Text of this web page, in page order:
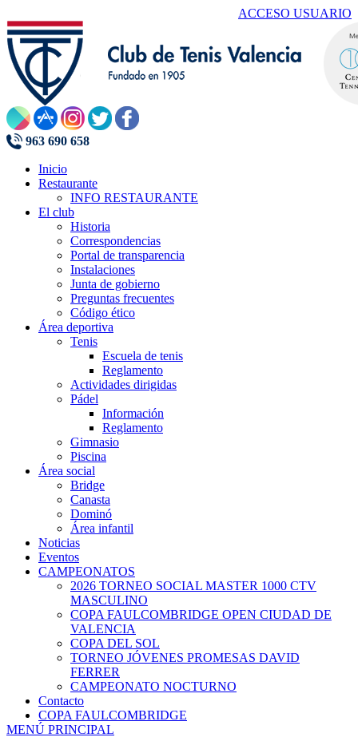
ACCESO USUARIO
963 690 658
Inicio
Restaurante
INFO RESTAURANTE
El club
Historia
Correspondencias
Portal de transparencia
Instalaciones
Junta de gobierno
Preguntas frecuentes
Código ético
Área deportiva
Tenis
Escuela de tenis
Reglamento
Actividades dirigidas
Pádel
Información
Reglamento
Gimnasio
Piscina
Área social
Bridge
Canasta
Dominó
Área infantil
Noticias
Eventos
CAMPEONATOS
2026 TORNEO SOCIAL MASTER 1000 CTV
MASCULINO
COPA FAULCOMBRIDGE OPEN CIUDAD DE
VALENCIA
COPA DEL SOL
TORNEO JÓVENES PROMESAS DAVID
FERRER
CAMPEONATO NOCTURNO
Contacto
COPA FAULCOMBRIDGE
MENÚ PRINCIPAL